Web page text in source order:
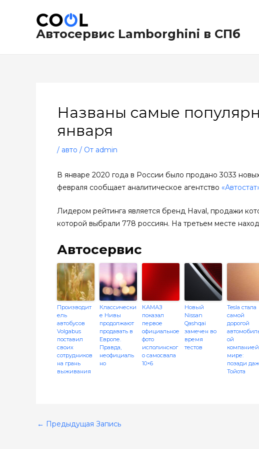
содержимомуАвтосервис Lamborghini в СПб
Названы самые
января
/ авто / От admin
В январе 2020 года в России было продано 3033
февраля сообщает аналитическое агентство
Лидером рейтинга является бренд Haval, продажи
которой выбрали 778 россиян. На третьем месте
Автосервис
Производит
ель
автобусов
Volgabus
поставил
своих
сотрудников
на грань
выживания
Классически
е Нивы
продолжают
продавать в
Европе.
Правда,
неофициаль
но
КАМАЗ
показал
первое
официальное
фото
исполинског
о самосвала
10×6
Новый
Nissan
Qashqai
замечен во
время
тестов
Tesla стала
самой
дорогой
ой
мире:
позади
Тойота
по
записям
← Предыдущая Запись